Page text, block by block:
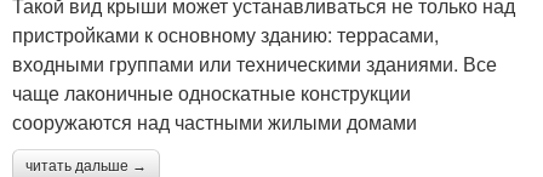
Такой вид крыши может устанавливаться не только над
пристройками к основному зданию: террасами,
входными группами или техническими зданиями. Все
чаще лаконичные односкатные конструкции
сооружаются над частными жилыми домами
читать дальше →